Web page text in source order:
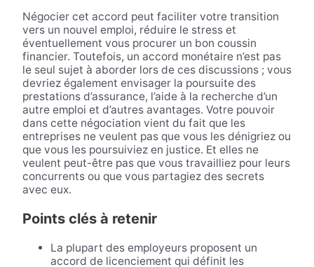
Négocier cet accord peut faciliter votre transition
vers un nouvel emploi, réduire le stress et
éventuellement vous procurer un bon coussin
financier. Toutefois, un accord monétaire n’est pas
le seul sujet à aborder lors de ces discussions ; vous
devriez également envisager la poursuite des
prestations d’assurance, l’aide à la recherche d’un
autre emploi et d’autres avantages. Votre pouvoir
dans cette négociation vient du fait que les
entreprises ne veulent pas que vous les dénigriez ou
que vous les poursuiviez en justice. Et elles ne
veulent peut-être pas que vous travailliez pour leurs
concurrents ou que vous partagiez des secrets
avec eux.
Points clés à retenir
La plupart des employeurs proposent un
accord de licenciement qui définit les